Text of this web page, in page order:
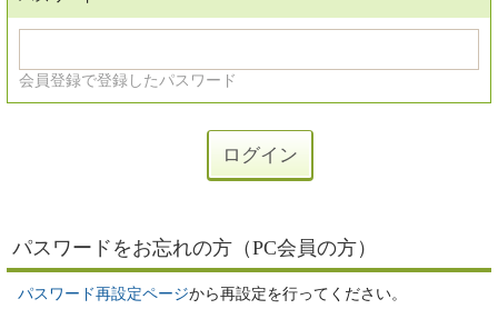
会員登録で登録したパスワード
パスワードをお忘れの方（PC会員の方）
パスワード再設定ページから再設定を行ってください。